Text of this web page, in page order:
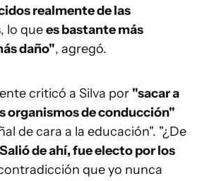
realmente de las
, lo quees bastante más
daño", agregó.
criticó a Silva por "sacar a
organismos de conducción"
de cara a la educación". "¿De
Salió de ahí, fue electo por los
que yo nunca